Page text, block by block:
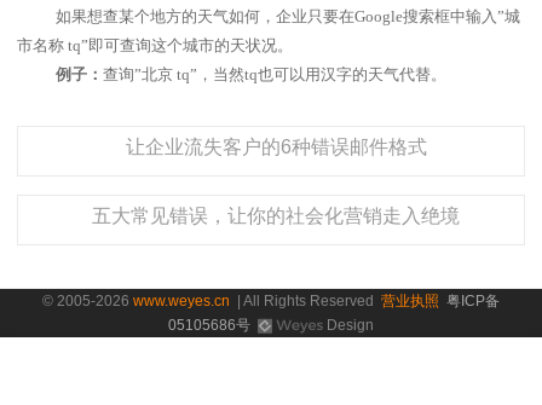
如果想查某个地方的天气如何，企业只要在Google搜索框中输入”城
市名称tq”即可查询这个城市的天状况。
例子： 查询”北京tq”，当然tq也可以用汉字的天气代替。
让企业流失客户的6种错误邮件格式
五大常见错误，让你的社会化营销走入绝境
© 2005-2026 www.weyes.cn | All Rights Reserved 营业执照 粤ICP备
05105686号
Design